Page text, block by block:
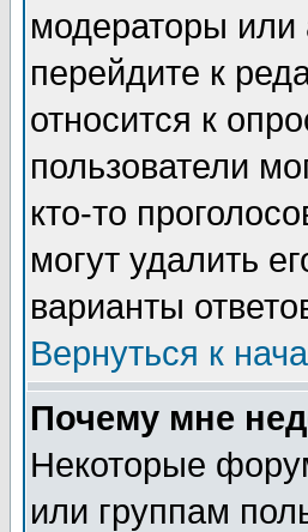
модераторы или
перейдите к
относится к
пользователи
кто-то
могут удалить
варианты
Вернуться к
Почему мне
Некоторые
или группам